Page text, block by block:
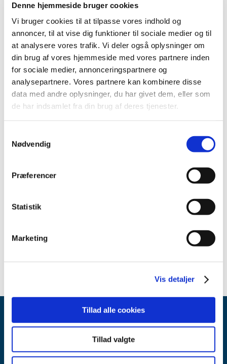
Denne hjemmeside bruger cookies
Vi bruger cookies til at tilpasse vores indhold og
annoncer, til at vise dig funktioner til sociale medier og til
at analysere vores trafik. Vi deler også oplysninger om
din brug af vores hjemmeside med vores partnere inden
for sociale medier, annonceringspartnere og
analysepartnere. Vores partnere kan kombinere disse
data med andre oplysninger, du har givet dem, eller som
de har indsamlet fra din brug af deres tjenester.
Nødvendig
Præferencer
Statistik
Marketing
Vis detaljer
Tillad alle cookies
Tillad valgte
Referencer
Produkt: Merit SplashWire® Hydrophilic Steerable
Guide Wire
Fabrikant: Merit Medical systems, Inc.
Fabrikantens referencenummer: 1721504-04/14/26-
004R
Lægemiddelstyrelsens sagsnummer:
Emner
Relateret indhold